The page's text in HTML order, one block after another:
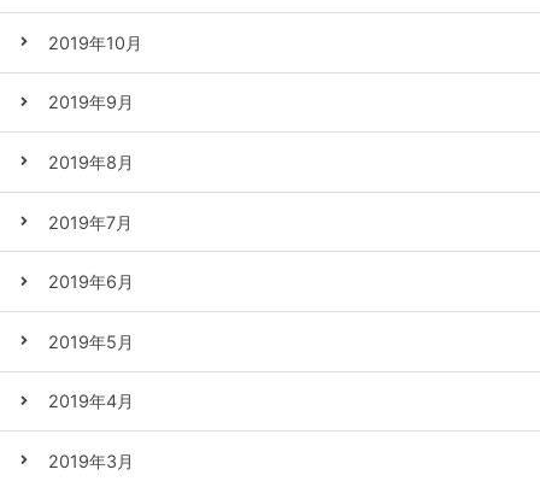
2019年10月
2019年9月
2019年8月
2019年7月
2019年6月
2019年5月
2019年4月
2019年3月